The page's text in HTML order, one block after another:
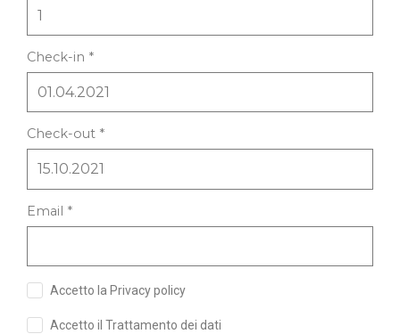
Check-in *
Check-out *
Email *
Accetto la Privacy policy
Accetto il Trattamento dei dati